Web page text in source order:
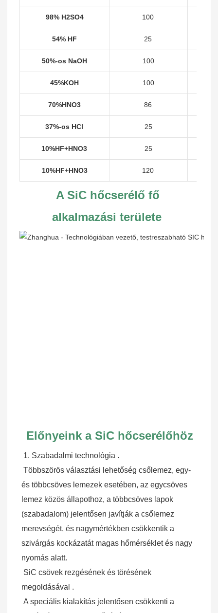
98% H2SO4 100
54% HF 25
50%-os NaOH 100
45%KOH 100
70%HNO3 86
37%-os HCl 25
10%HF+HNO3 25
10%HF+HNO3 120
A SiC hőcserélő fő
alkalmazási területe
Előnyeink a SiC hőcserélőhöz
1. Szabadalmi technológia .
Többszörös választási lehetőség csőlemez, egy-
és többcsöves lemezek esetében, az egycsöves
lemez közös állapothoz, a többcsöves lapok
(szabadalom) jelentősen javítják a csőlemez
merevségét, és nagymértékben csökkentik a
szivárgás kockázatát magas hőmérséklet és nagy
nyomás alatt.
SiC csövek rezgésének és törésének
megoldásával .
A speciális kialakítás jelentősen csökkenti a